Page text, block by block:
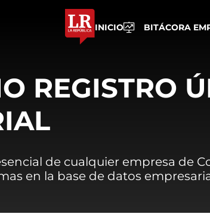
INICIO BITÁCORA
REGISTRO
de cualquier empresa de
en la base de datos